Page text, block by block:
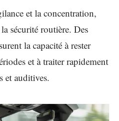
et la concentration,
sécurité routière. Des
la capacité à rester
et à traiter rapidement
et auditives.